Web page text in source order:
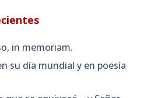
in memoriam.
su día mundial y en poesía